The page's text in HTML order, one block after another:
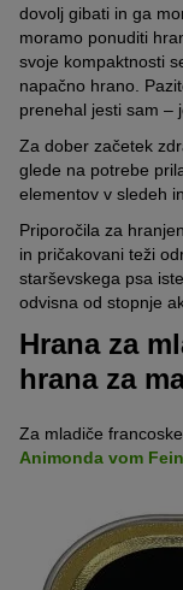
dovolj gibati in ga
moramo ponuditi
svoje kompaktnosti
napačno hrano.
prenehal jesti sam –
Za dober začetek
glede na potrebe
elementov v sledeh
Priporočila za
in pričakovani teži
starševskega psa
odvisna od stopnje
Hrana za
hrana za
Za mladiče
Animonda vom